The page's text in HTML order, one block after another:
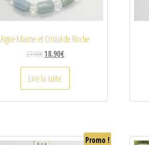
Aigue Marine et Cristal de Roche
27.00€18.90€
Lire la suite
Promo !